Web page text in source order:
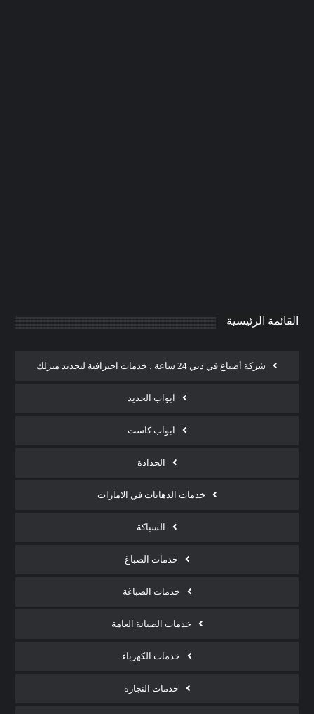
القائمة الرئيسية
شركة أصباغ في دبي 24 ساعة : خدمات احترافية لتجديد منزلك
ابواب الحديد
ابواب كاست
الحدادة
خدمات الدهانات في الامارات
السباكة
خدمات الصباغ
خدمات الصباغة
خدمات الصيانة العامة
خدمات الكهرباء
خدمات النجارة